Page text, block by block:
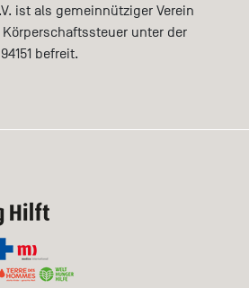
ist als gemeinnütziger Verein
unter der
befreit.